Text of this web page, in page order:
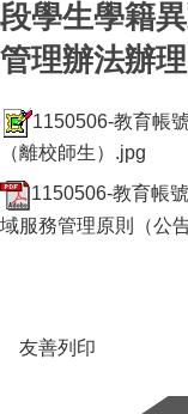
段學生學籍
管理辦法辦理
1150506-教育帳
（離校師生）.jpg
1150506-教育帳
域服務管理原則（公
友善列印